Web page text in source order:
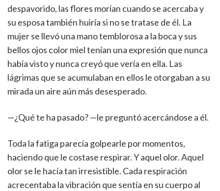
despavorido, las flores morían cuando se acercaba y
su esposa también huiría si no se tratase de él. La
mujer se llevó una mano temblorosa a la boca y sus
bellos ojos color miel tenían una expresión que nunca
había visto y nunca creyó que vería en ella. Las
lágrimas que se acumulaban en ellos le otorgaban a su
mirada un aire aún más desesperado.
—¿Qué te ha pasado? —le preguntó acercándose a él.
Toda la fatiga parecía golpearle por momentos,
haciendo que le costase respirar. Y aquel olor. Aquel
olor se le hacía tan irresistible. Cada respiración
acrecentaba la vibración que sentía en su cuerpo al